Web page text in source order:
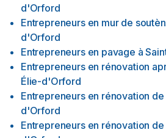
d'Orford
Entrepreneurs en mur de
d'Orford
Entrepreneurs en pavage à
Entrepreneurs en rénovation
Élie-d'Orford
Entrepreneurs en rénovation de
d'Orford
Entrepreneurs en rénovation de